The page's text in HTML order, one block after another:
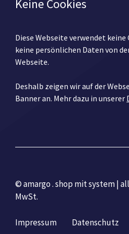
Keine Cookies
Diese Webseite verwendet keine
keine persönlichen Daten von
Webseite.
Deshalb zeigen wir auf der
Banner an. Mehr dazu in unserer
© amargo . shop mit system |
MwSt.
Impressum Datenschutz